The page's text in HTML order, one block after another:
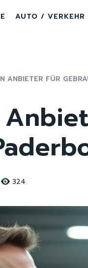
AUTO / VERKEHR
ANBIETER FÜR
324